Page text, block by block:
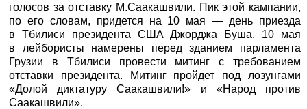
голосов за отставку М.Саакашвили. Пик этой кампании,
по его словам, придется на 10 мая — день приезда
в Тбилиси президента США Джорджа Буша. 10 мая
в лейбористы намерены перед зданием парламента
Грузии в Тбилиси провести митинг с требованием
отставки президента. Митинг пройдет под лозунгами
«Долой диктатуру Саакашвили!» и «Народ против
Саакашвили».